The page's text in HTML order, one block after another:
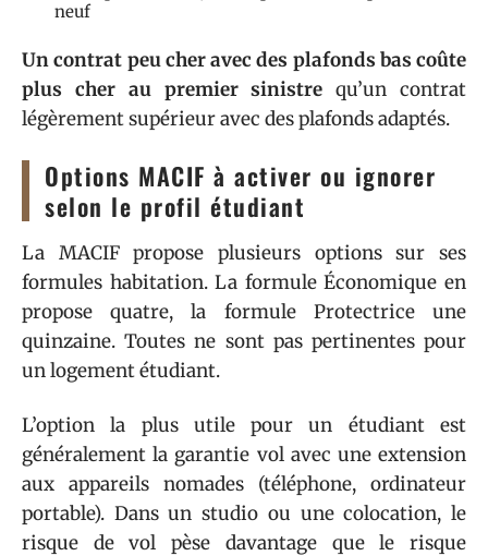
neuf
Un contrat peu cher avec des plafonds bas coûte
plus cher au premier sinistre qu’un contrat
légèrement supérieur avec des plafonds adaptés.
Options MACIF à activer ou ignorer
selon le profil étudiant
La MACIF propose plusieurs options sur ses
formules habitation. La formule Économique en
propose quatre, la formule Protectrice une
quinzaine. Toutes ne sont pas pertinentes pour
un logement étudiant.
L’option la plus utile pour un étudiant est
généralement la garantie vol avec une extension
aux appareils nomades (téléphone, ordinateur
portable). Dans un studio ou une colocation, le
risque de vol pèse davantage que le risque